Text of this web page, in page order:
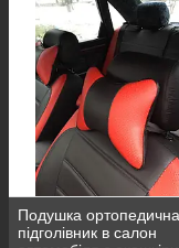
Подушка
підголівник в салон